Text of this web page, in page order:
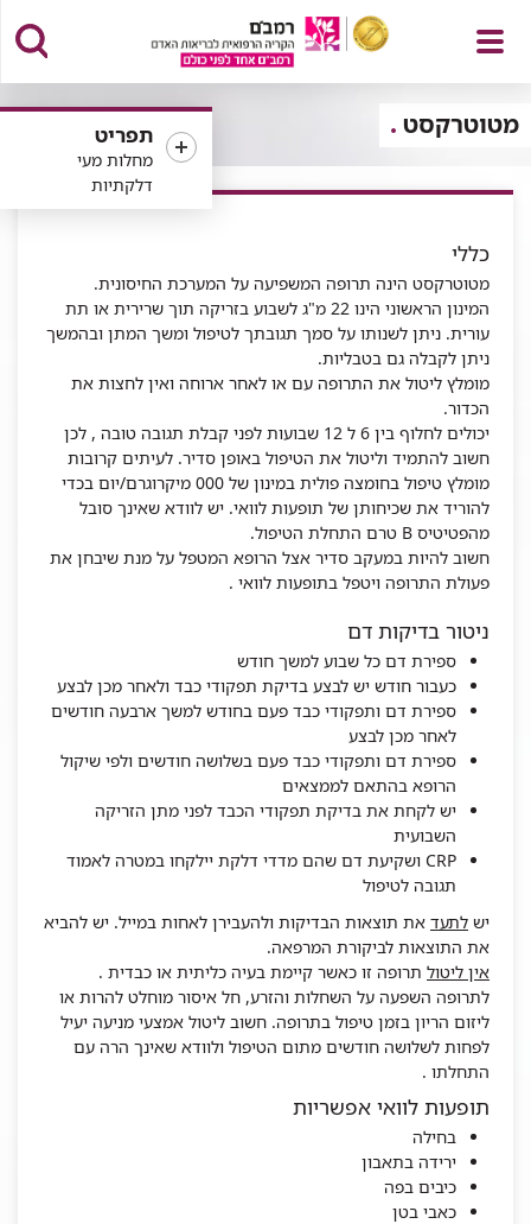
פתח
תפריט
תפריט
מחלות מעי
דלקתיות
מטוטרקסט
כללי
מטוטרקסט הינה תרופה המשפיעה על המערכת החיסונית.
המינון הראשוני הינו 22 מ"ג לשבוע בזריקה תוך שרירית או תת
עורית. ניתן לשנותו על סמך תגובתך לטיפול ומשך המתן ובהמשך
ניתן לקבלה גם בטבליות.
מומלץ ליטול את התרופה עם או לאחר ארוחה ואין לחצות את
הכדור.
יכולים לחלוף בין 6 ל 12 שבועות לפני קבלת תגובה טובה , לכן
חשוב להתמיד וליטול את הטיפול באופן סדיר. לעיתים קרובות
מומלץ טיפול בחומצה פולית במינון של 000 מיקרוגרם/יום בכדי
להוריד את שכיחותן של תופעות לוואי. יש לוודא שאינך סובל
מהפטיטיס B טרם התחלת הטיפול.
חשוב להיות במעקב סדיר אצל הרופא המטפל על מנת שיבחן את
פעולת התרופה ויטפל בתופעות לוואי .
ניטור בדיקות דם
ספירת דם כל שבוע למשך חודש
כעבור חודש יש לבצע בדיקת תפקודי כבד ולאחר מכן לבצע
ספירת דם ותפקודי כבד פעם בחודש למשך ארבעה חודשים
לאחר מכן לבצע
ספירת דם ותפקודי כבד פעם בשלושה חודשים ולפי שיקול
הרופא בהתאם לממצאים
יש לקחת את בדיקת תפקודי הכבד לפני מתן הזריקה
השבועית
CRP ושקיעת דם שהם מדדי דלקת יילקחו במטרה לאמוד
תגובה לטיפול
יש לתעד את תוצאות הבדיקות ולהעבירן לאחות במייל. יש להביא
את התוצאות לביקורת המרפאה.
אין ליטול תרופה זו כאשר קיימת בעיה כליתית או כבדית .
לתרופה השפעה על השחלות והזרע, חל איסור מוחלט להרות או
ליזום הריון בזמן טיפול בתרופה. חשוב ליטול אמצעי מניעה יעיל
לפחות לשלושה חודשים מתום הטיפול ולוודא שאינך הרה עם
התחלתו .
תופעות לוואי אפשריות
בחילה
ירידה בתאבון
כיבים בפה
כאבי בטן